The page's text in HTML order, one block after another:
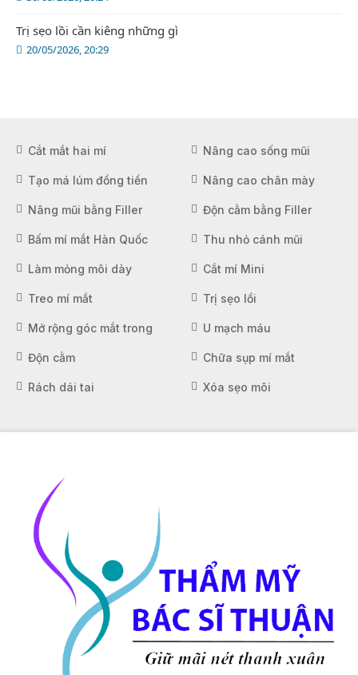
20/05/2026, 20:29
Trị sẹo lồi cần kiêng những gì
Cắt mắt hai mí Nâng cao sống mũi
Tạo má lúm đồng tiền Nâng cao chân mày
Nâng mũi bằng Filler Độn cằm bằng Filler
Bấm mí mắt Hàn Quốc Thu nhỏ cánh mũi
Làm mỏng môi dày Cắt mí Mini
Treo mí mắt Trị sẹo lồi
Mở rộng góc mắt trong U mạch máu
Độn cằm Chữa sụp mí mắt
Rách dái tai Xóa sẹo môi